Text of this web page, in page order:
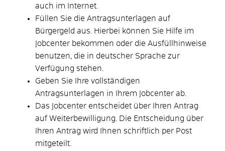
auch im Internet.
Füllen Sie die Antragsunterlagen auf
Bürgergeld aus. Hierbei können Sie Hilfe im
Jobcenter bekommen oder die Ausfüllhinweise
benutzen, die in deutscher Sprache zur
Verfügung stehen.
Geben Sie Ihre vollständigen
Antragsunterlagen in Ihrem Jobcenter ab.
Das Jobcenter entscheidet über Ihren Antrag
auf Weiterbewilligung. Die Entscheidung über
Ihren Antrag wird Ihnen schriftlich per Post
mitgeteilt.